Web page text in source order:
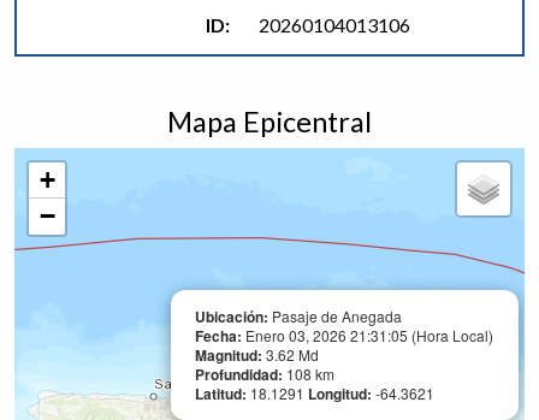
ID: 20260104013106
Mapa Epicentral
Ubicación: Pasaje de Anegada
Fecha: Enero 03, 2026 21:31:05 (Hora Local)
Magnitud: 3.62 Md
Profundidad: 108 km
Latitud: 18.1291 Longitud: -64.3621
+
−